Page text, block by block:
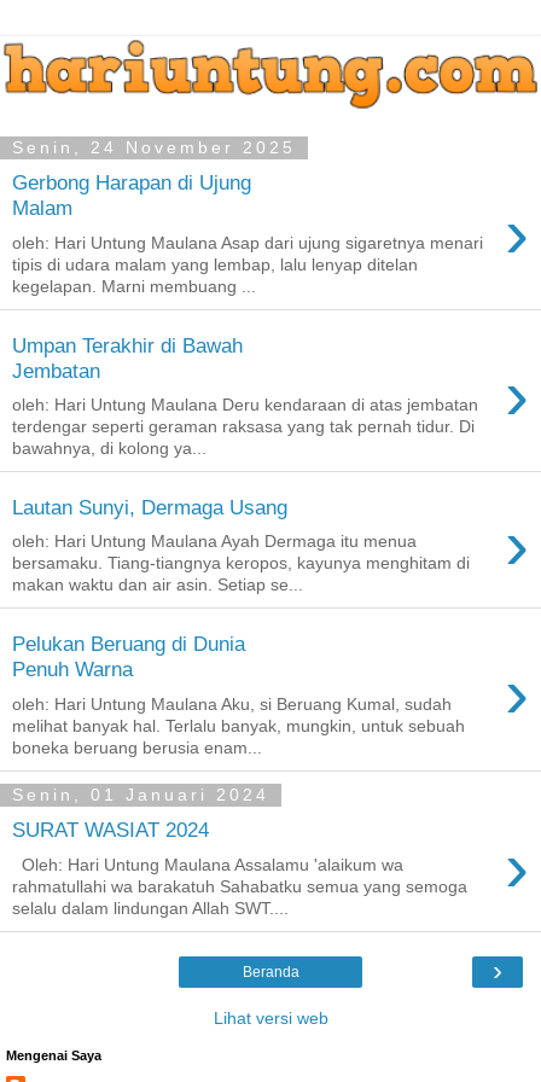
Senin, 24 November 2025
Gerbong Harapan di Ujung
Malam
›
oleh: Hari Untung Maulana Asap dari ujung sigaretnya menari
tipis di udara malam yang lembap, lalu lenyap ditelan
kegelapan. Marni membuang ...
Umpan Terakhir di Bawah
Jembatan
›
oleh: Hari Untung Maulana Deru kendaraan di atas jembatan
terdengar seperti geraman raksasa yang tak pernah tidur. Di
bawahnya, di kolong ya...
Lautan Sunyi, Dermaga Usang ›
oleh: Hari Untung Maulana Ayah Dermaga itu menua
bersamaku. Tiang-tiangnya keropos, kayunya menghitam di
makan waktu dan air asin. Setiap se...
Pelukan Beruang di Dunia
Penuh Warna
›
oleh: Hari Untung Maulana Aku, si Beruang Kumal, sudah
melihat banyak hal. Terlalu banyak, mungkin, untuk sebuah
boneka beruang berusia enam...
Senin, 01 Januari 2024
SURAT WASIAT 2024 ›
Oleh: Hari Untung Maulana Assalamu 'alaikum wa
rahmatullahi wa barakatuh Sahabatku semua yang semoga
selalu dalam lindungan Allah SWT....
›
Beranda
Lihat versi web
Mengenai Saya